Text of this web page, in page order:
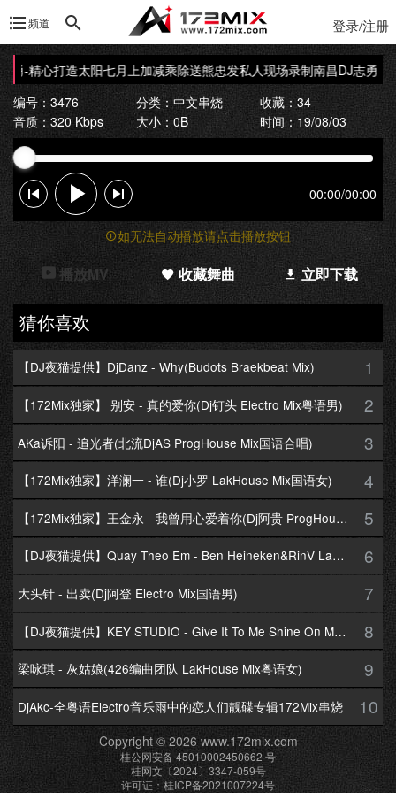
频道 登录/注册
勇-精心打造太阳七月上加减乘除送熊忠发私人现场录制南昌DJ志勇-精
编号：3476
分类：中文串烧
收藏：34
音质：320 Kbps
大小：0B 时间：19/08/03
00:00/00:00
如无法自动播放请点击播放按钮
播放MV 收藏舞曲 立即下载
猜你喜欢
【DJ夜猫提供】DjDanz - Why(Budots Braekbeat Mix) 1
【172Mix独家】 别安 - 真的爱你(Dj钉头 Electro Mix粤语男) 2
AKa诉阳 - 追光者(北流DjAS ProgHouse Mix国语合唱) 3
【172Mix独家】洋澜一 - 谁(Dj小罗 LakHouse Mix国语女) 4
【172Mix独家】王金永 - 我曾用心爱着你(Dj阿贵 ProgHouse Mix国语男) 5
【DJ夜猫提供】Quay Theo Em - Ben Heineken&RinV LakHouse Mix 6
大头针 - 出卖(Dj阿登 Electro Mix国语男) 7
【DJ夜猫提供】KEY STUDIO - Give It To Me Shine On Me By Lambo Thea 8
梁咏琪 - 灰姑娘(426编曲团队 LakHouse Mix粤语女) 9
DjAkc-全粤语Electro音乐雨中的恋人们靓碟专辑172Mix串烧 10
Copyright © 2026 www.172mix.com
桂公网安备 45010002450662 号
桂网文〔2024〕3347-059号
许可证：桂ICP备2021007224号